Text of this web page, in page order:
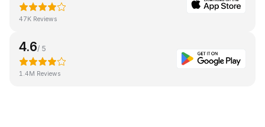
47K Reviews
4.6/ 5
1.4M Reviews